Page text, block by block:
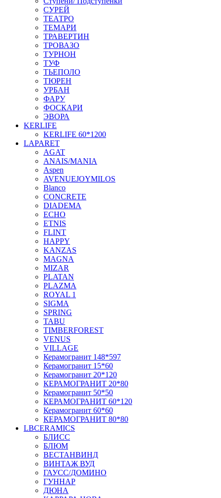
СУРЕЙ
ТЕАТРО
ТЕМАРИ
ТРАВЕРТИН
ТРОВАЗО
ТУРНОН
ТУФ
ТЬЕПОЛО
ТЮРЕН
УРБАН
ФАРУ
ФОСКАРИ
ЭВОРА
KERLIFE
KERLIFE 60*1200
LAPARET
AGAT
ANAIS/MANIA
Aspen
AVENUEJOYMILOS
Blanco
CONCRETE
DIADEMA
ECHO
ETNIS
FLINT
HAPPY
KANZAS
MAGNA
MIZAR
PLATAN
PLAZMA
ROYAL 1
SIGMA
SPRING
TABU
TIMBERFOREST
VENUS
VILLAGE
Керамогранит 148*597
Керамогранит 15*60
Керамогранит 20*120
КЕРАМОГРАНИТ 20*80
Керамогранит 50*50
КЕРАМОГРАНИТ 60*120
Керамогранит 60*60
КЕРАМОГРАНИТ 80*80
LBCERAMICS
БЛИСС
БЛЮМ
ВЕСТАНВИНД
ВИНТАЖ ВУД
ГАУСС/ДОМИНО
ГУННАР
ДЮНА